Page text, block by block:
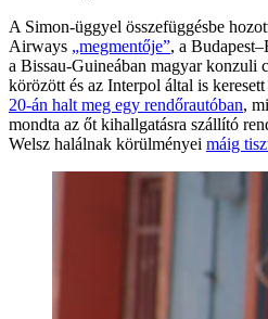
A Simon-üggyel összefüggésbe
Airways „megmentője”, a
a Bissau-Guineában magyar konzuli
körözött és az Interpol által is
20-án halt meg egy rendőrautóban,
mondta az őt kihallgatásra szállító
Welsz halálnak körülményei máig